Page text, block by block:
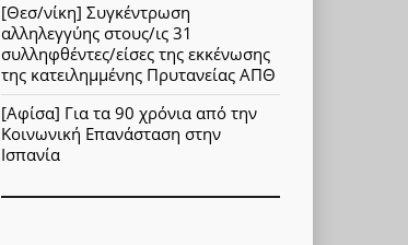
[Θεσ/νίκη] Συγκέντρωση
αλληλεγγύης στους/ις 31
συλληφθέντες/είσες της εκκένωσης
της κατειλημμένης Πρυτανείας ΑΠΘ
[Αφίσα] Για τα 90 χρόνια από την
Κοινωνική Επανάσταση στην
Ισπανία